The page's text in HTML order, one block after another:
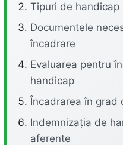
Tipuri de handicap
Documentele
încadrare
Evaluarea pentru
handicap
Încadrarea în grad
Indemnizația de
aferente